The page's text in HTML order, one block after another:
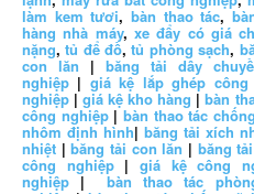
làm kem tươi,bàn thao tác,
hàng nhà máy, xe đẩy có giá
nặng,tủ để đồ,tủ phòng sạch,
con lăn | băng tải dây
nghiệp | giá kệ lắp ghép công
nghiệp |giá kệ kho hàng |bàn
công nghiệp|bàn thao tác
nhôm định hình| băng tải xích
nhiệt |băng tải con lăn | băng
công nghiệp|giá kệ công
nghiệp |bàn thao tác